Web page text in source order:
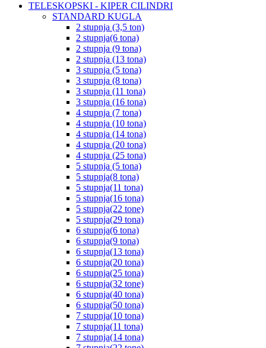
TELESKOPSKI - KIPER CILINDRI
STANDARD KUGLA
2 stupnja (3,5 ton)
2 stupnja(6 tona)
2 stupnja (9 tona)
2 stupnja (13 tona)
3 stupnja (5 tona)
3 stupnja (8 tona)
3 stupnja (11 tona)
3 stupnja (16 tona)
4 stupnja (7 tona)
4 stupnja (10 tona)
4 stupnja (14 tona)
4 stupnja (20 tona)
4 stupnja (25 tona)
5 stupnja (5 tona)
5 stupnja(8 tona)
5 stupnja(11 tona)
5 stupnja(16 tona)
5 stupnja(22 tone)
5 stupnja(29 tona)
6 stupnja(6 tona)
6 stupnja(9 tona)
6 stupnja(13 tona)
6 stupnja(20 tona)
6 stupnja(25 tona)
6 stupnja(32 tone)
6 stupnja(40 tona)
6 stupnja(50 tona)
7 stupnja(10 tona)
7 stupnja(11 tona)
7 stupnja(14 tona)